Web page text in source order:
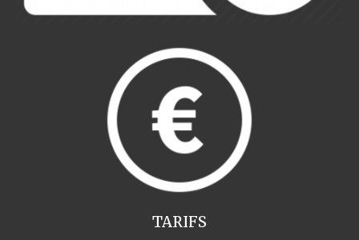
TARIFS